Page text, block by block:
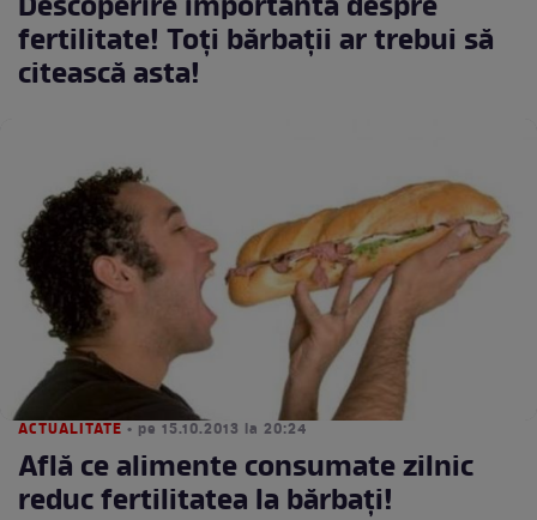
fertilitate! Toţi bărbaţii ar trebui să
citească asta!
ACTUALITATE • pe 15.10.2013 la 20:24
Află ce alimente consumate zilnic
reduc fertilitatea la bărbaţi!